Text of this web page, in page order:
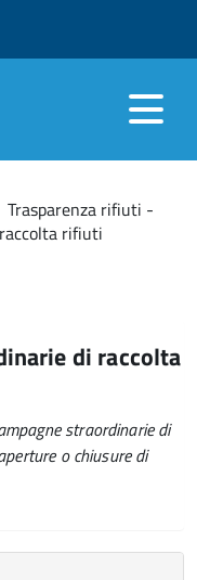
Trasparenza rifiuti -
rifiuti
di raccolta
straordinarie di
o chiusure di